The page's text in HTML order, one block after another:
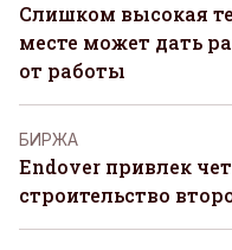
Слишком высокая
месте может дать
от работы
БИРЖА
Endover привлек
строительство